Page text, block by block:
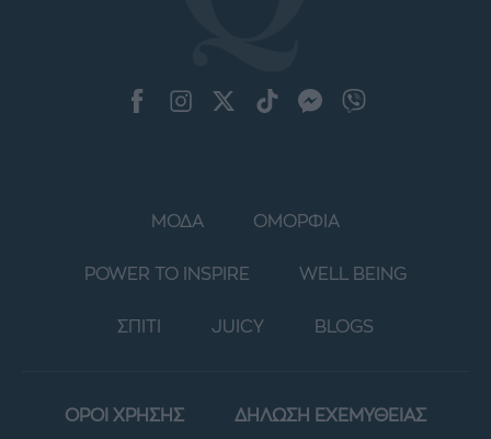
ΜΟΔΑ ΟΜΟΡΦΙΑ
POWER TO INSPIRE WELL BEING
ΣΠΙΤΙ JUICY BLOGS
ΟΡΟΙ ΧΡΗΣΗΣ ΔΗΛΩΣΗ ΕΧΕΜΥΘΕΙΑΣ